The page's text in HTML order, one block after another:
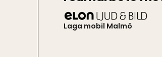
Laga mobil Malmö